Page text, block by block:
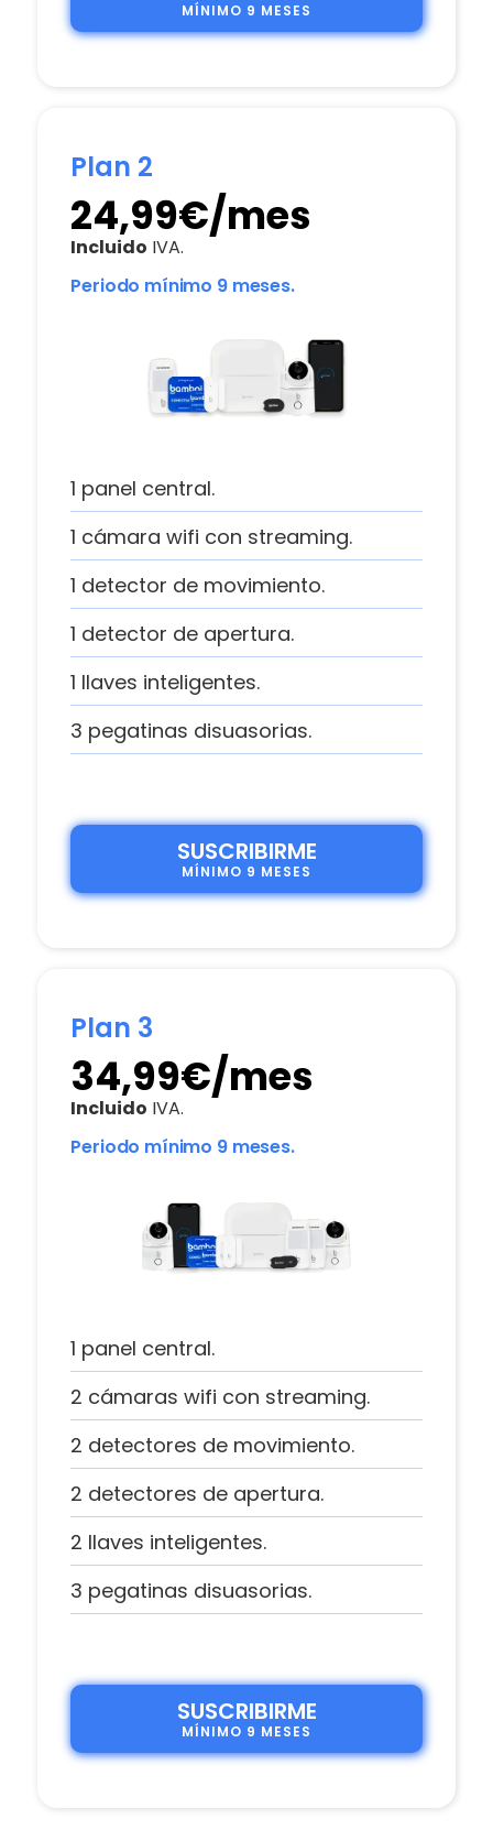
MÍNIMO 9 MESES
Plan 2
24,99€/mes
Incluido IVA.
Periodo mínimo 9 meses.
1 panel central.
1 cámara wifi con streaming.
1 detector de movimiento.
1 detector de apertura.
1 llaves inteligentes.
3 pegatinas disuasorias.
SUSCRIBIRME
MÍNIMO 9 MESES
Plan 3
34,99€/mes
Incluido IVA.
Periodo mínimo 9 meses.
1 panel central.
2 cámaras wifi con streaming.
2 detectores de movimiento.
2 detectores de apertura.
2 llaves inteligentes.
3 pegatinas disuasorias.
SUSCRIBIRME
MÍNIMO 9 MESES